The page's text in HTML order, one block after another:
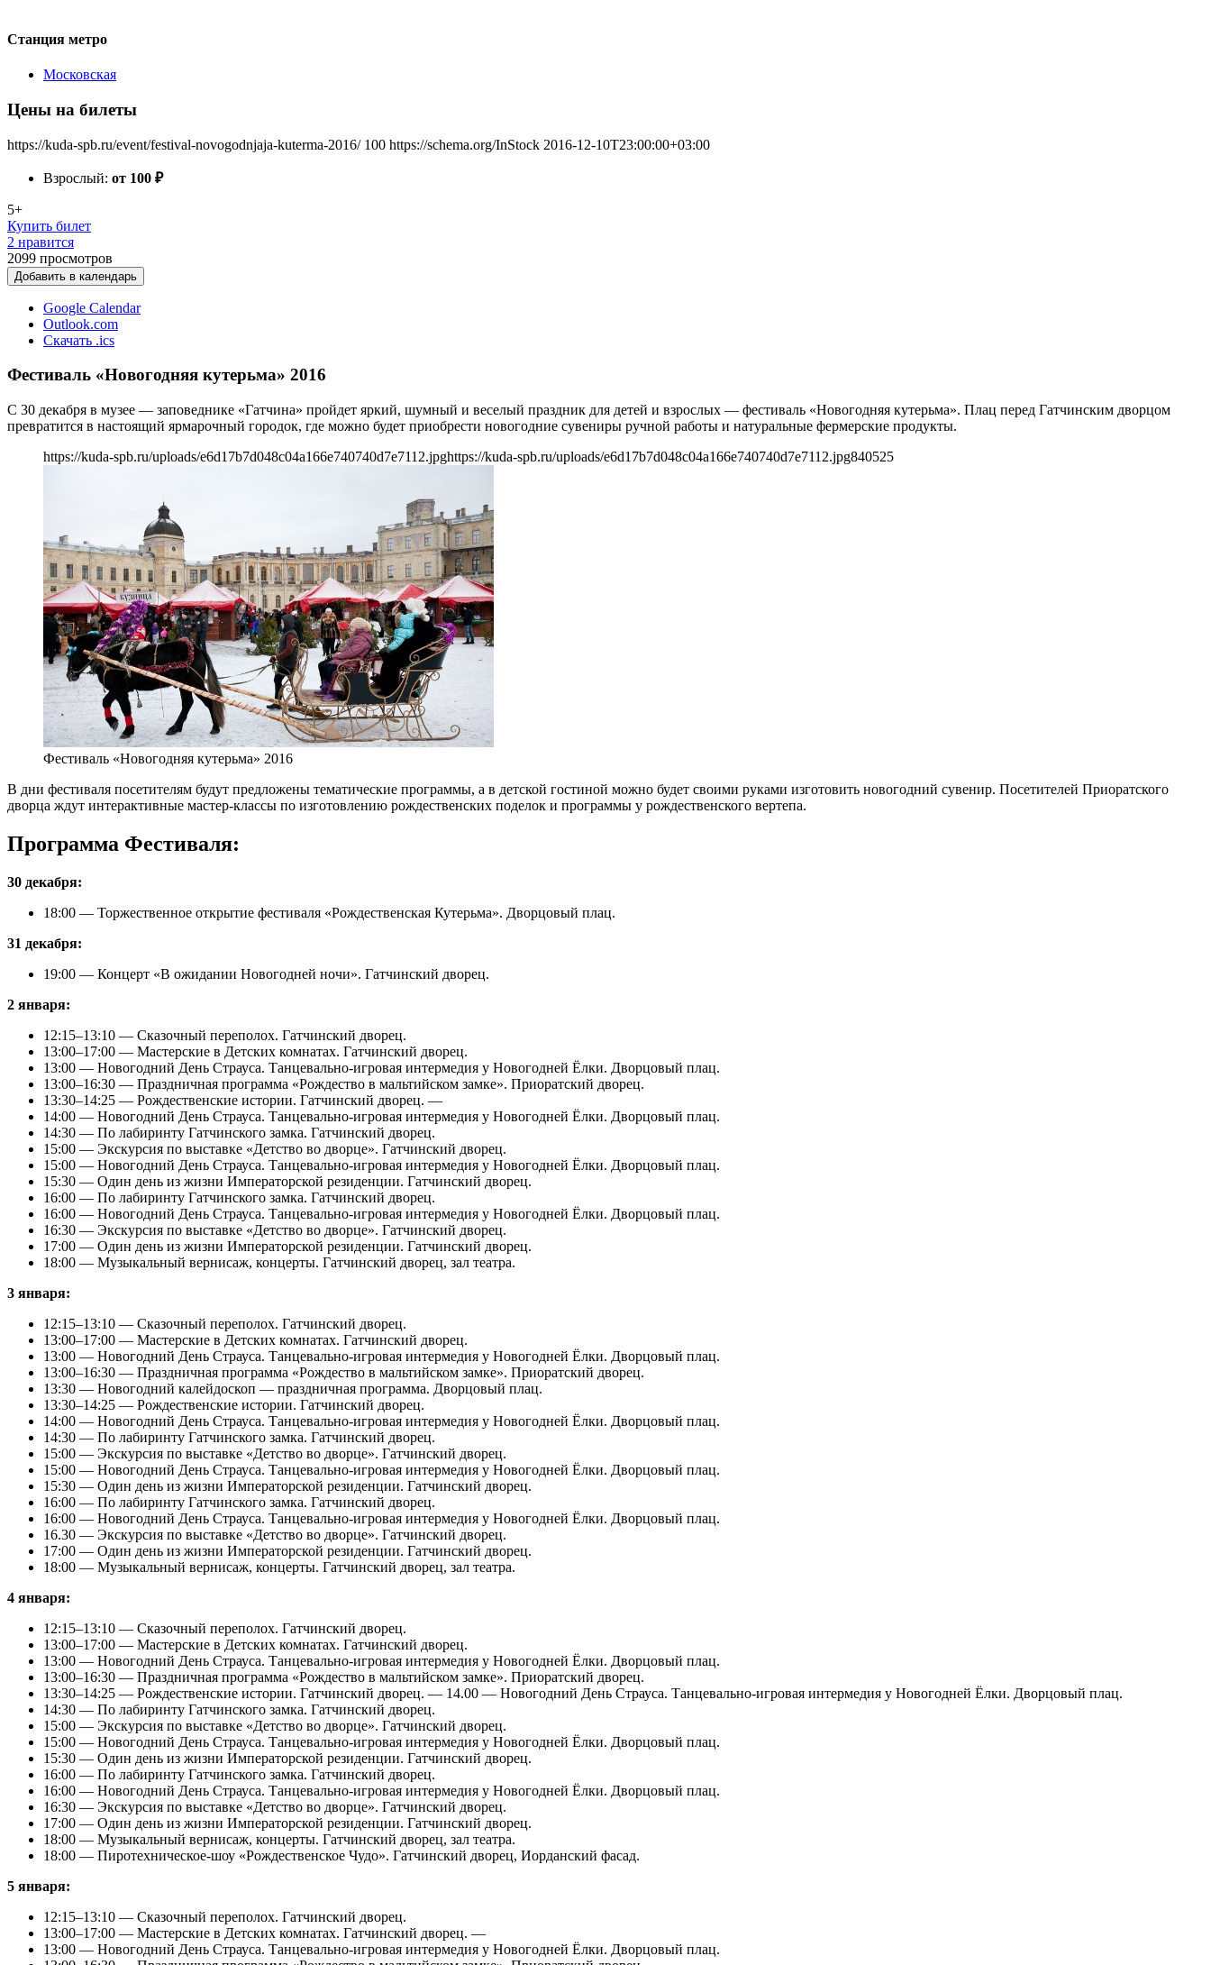
Станция метро
Московская
Цены на билеты
https://kuda-spb.ru/event/festival-novogodnjaja-kuterma-2016/ 100 https://schema.org/InStock 2016-12-10T23:00:00+03:00
Взрослый: от 100 ₽
5+
Купить билет
2 нравится
2099 просмотров
Добавить в календарь
Google Calendar
Outlook.com
Скачать .ics
Фестиваль «Новогодняя кутерьма» 2016
С 30 декабря в музее — заповеднике «Гатчина» пройдет яркий, шумный и веселый праздник для детей и взрослых — фестиваль «Новогодняя кутерьма». Плац перед Гатчинским дворцом
превратится в настоящий ярмарочный городок, где можно будет приобрести новогодние сувениры ручной работы и натуральные фермерские продукты.
https://kuda-spb.ru/uploads/e6d17b7d048c04a166e740740d7e7112.jpghttps://kuda-spb.ru/uploads/e6d17b7d048c04a166e740740d7e7112.jpg840525
Фестиваль «Новогодняя кутерьма» 2016
В дни фестиваля посетителям будут предложены тематические программы, а в детской гостиной можно будет своими руками изготовить новогодний сувенир. Посетителей Приоратского
дворца ждут интерактивные мастер-классы по изготовлению рождественских поделок и программы у рождественского вертепа.
Программа Фестиваля:
30 декабря:
18:00 — Торжественное открытие фестиваля «Рождественская Кутерьма». Дворцовый плац.
31 декабря:
19:00 — Концерт «В ожидании Новогодней ночи». Гатчинский дворец.
2 января:
12:15–13:10 — Сказочный переполох. Гатчинский дворец.
13:00–17:00 — Мастерские в Детских комнатах. Гатчинский дворец.
13:00 — Новогодний День Страуса. Танцевально-игровая интермедия у Новогодней Ёлки. Дворцовый плац.
13:00–16:30 — Праздничная программа «Рождество в мальтийском замке». Приоратский дворец.
13:30–14:25 — Рождественские истории. Гатчинский дворец. —
14:00 — Новогодний День Страуса. Танцевально-игровая интермедия у Новогодней Ёлки. Дворцовый плац.
14:30 — По лабиринту Гатчинского замка. Гатчинский дворец.
15:00 — Экскурсия по выставке «Детство во дворце». Гатчинский дворец.
15:00 — Новогодний День Страуса. Танцевально-игровая интермедия у Новогодней Ёлки. Дворцовый плац.
15:30 — Один день из жизни Императорской резиденции. Гатчинский дворец.
16:00 — По лабиринту Гатчинского замка. Гатчинский дворец.
16:00 — Новогодний День Страуса. Танцевально-игровая интермедия у Новогодней Ёлки. Дворцовый плац.
16:30 — Экскурсия по выставке «Детство во дворце». Гатчинский дворец.
17:00 — Один день из жизни Императорской резиденции. Гатчинский дворец.
18:00 — Музыкальный вернисаж, концерты. Гатчинский дворец, зал театра.
3 января:
12:15–13:10 — Сказочный переполох. Гатчинский дворец.
13:00–17:00 — Мастерские в Детских комнатах. Гатчинский дворец.
13:00 — Новогодний День Страуса. Танцевально-игровая интермедия у Новогодней Ёлки. Дворцовый плац.
13:00–16:30 — Праздничная программа «Рождество в мальтийском замке». Приоратский дворец.
13:30 — Новогодний калейдоскоп — праздничная программа. Дворцовый плац.
13:30–14:25 — Рождественские истории. Гатчинский дворец.
14:00 — Новогодний День Страуса. Танцевально-игровая интермедия у Новогодней Ёлки. Дворцовый плац.
14:30 — По лабиринту Гатчинского замка. Гатчинский дворец.
15:00 — Экскурсия по выставке «Детство во дворце». Гатчинский дворец.
15:00 — Новогодний День Страуса. Танцевально-игровая интермедия у Новогодней Ёлки. Дворцовый плац.
15:30 — Один день из жизни Императорской резиденции. Гатчинский дворец.
16:00 — По лабиринту Гатчинского замка. Гатчинский дворец.
16:00 — Новогодний День Страуса. Танцевально-игровая интермедия у Новогодней Ёлки. Дворцовый плац.
16.30 — Экскурсия по выставке «Детство во дворце». Гатчинский дворец.
17:00 — Один день из жизни Императорской резиденции. Гатчинский дворец.
18:00 — Музыкальный вернисаж, концерты. Гатчинский дворец, зал театра.
4 января:
12:15–13:10 — Сказочный переполох. Гатчинский дворец.
13:00–17:00 — Мастерские в Детских комнатах. Гатчинский дворец.
13:00 — Новогодний День Страуса. Танцевально-игровая интермедия у Новогодней Ёлки. Дворцовый плац.
13:00–16:30 — Праздничная программа «Рождество в мальтийском замке». Приоратский дворец.
13:30–14:25 — Рождественские истории. Гатчинский дворец. — 14.00 — Новогодний День Страуса. Танцевально-игровая интермедия у Новогодней Ёлки. Дворцовый плац.
14:30 — По лабиринту Гатчинского замка. Гатчинский дворец.
15:00 — Экскурсия по выставке «Детство во дворце». Гатчинский дворец.
15:00 — Новогодний День Страуса. Танцевально-игровая интермедия у Новогодней Ёлки. Дворцовый плац.
15:30 — Один день из жизни Императорской резиденции. Гатчинский дворец.
16:00 — По лабиринту Гатчинского замка. Гатчинский дворец.
16:00 — Новогодний День Страуса. Танцевально-игровая интермедия у Новогодней Ёлки. Дворцовый плац.
16:30 — Экскурсия по выставке «Детство во дворце». Гатчинский дворец.
17:00 — Один день из жизни Императорской резиденции. Гатчинский дворец.
18:00 — Музыкальный вернисаж, концерты. Гатчинский дворец, зал театра.
18:00 — Пиротехническое-шоу «Рождественское Чудо». Гатчинский дворец, Иорданский фасад.
5 января:
12:15–13:10 — Сказочный переполох. Гатчинский дворец.
13:00–17:00 — Мастерские в Детских комнатах. Гатчинский дворец. —
13:00 — Новогодний День Страуса. Танцевально-игровая интермедия у Новогодней Ёлки. Дворцовый плац.